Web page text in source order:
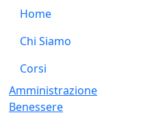
Home
Chi Siamo
Corsi
Amministrazione
Benessere